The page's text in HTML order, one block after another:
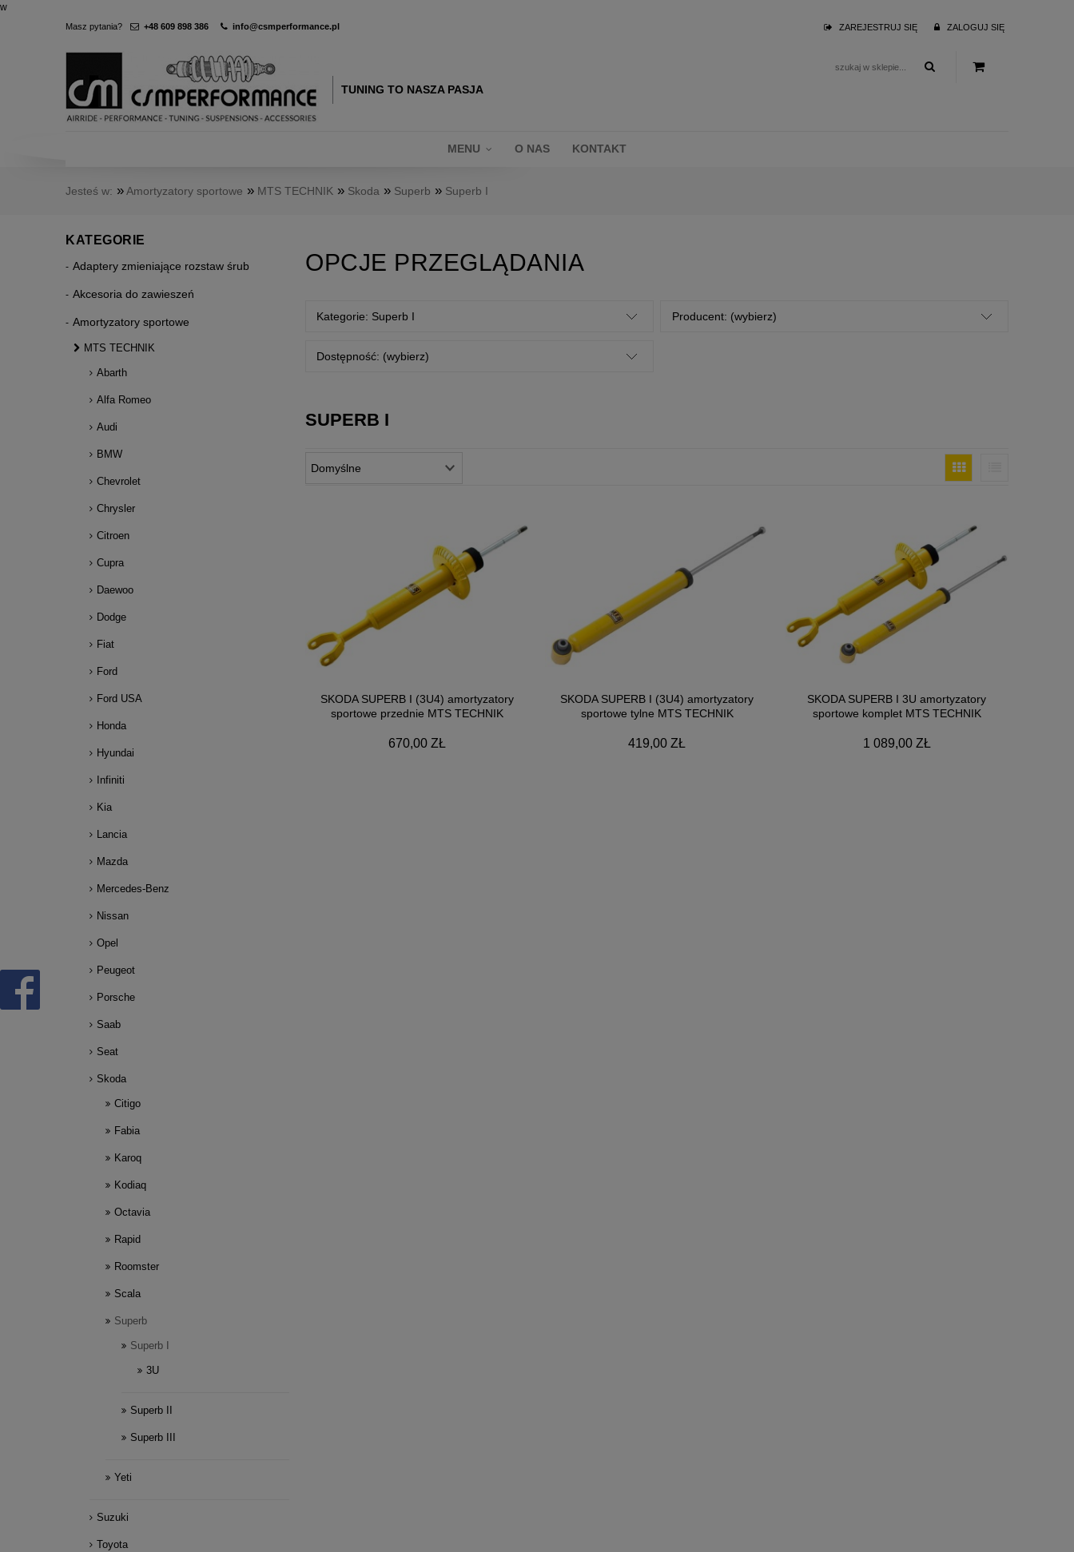
w
ZAREJESTRUJ SIĘ ZALOGUJ SIĘ
Masz pytania? +48 609 898 386 info@csmperformance.pl
TUNING TO NASZA PASJA
MENU O NAS KONTAKT
Jesteś w: »Amortyzatory sportowe » MTS TECHNIK » Skoda » Superb » Superb I
KATEGORIE
Adaptery zmieniające rozstaw śrub
Akcesoria do zawieszeń
Amortyzatory sportowe
MTS TECHNIK
Abarth
Alfa Romeo
Audi
BMW
Chevrolet
Chrysler
Citroen
Cupra
Daewoo
Dodge
Fiat
Ford
Ford USA
Honda
Hyundai
Infiniti
Kia
Lancia
Mazda
Mercedes-Benz
Nissan
Opel
Peugeot
Porsche
Saab
Seat
Skoda
Citigo
Fabia
Karoq
Kodiaq
Octavia
Rapid
Roomster
Scala
Superb
Superb I
3U
Superb II
Superb III
Yeti
Suzuki
Toyota
OPCJE PRZEGLĄDANIA
Kategorie: Superb I Producent: (wybierz)
Dostępność: (wybierz)
SUPERB I
SKODA SUPERB I (3U4) amortyzatory
sportowe przednie MTS TECHNIK
670,00 ZŁ
SKODA SUPERB I (3U4) amortyzatory
sportowe tylne MTS TECHNIK
419,00 ZŁ
SKODA SUPERB I 3U amortyzatory
sportowe komplet MTS TECHNIK
1 089,00 ZŁ